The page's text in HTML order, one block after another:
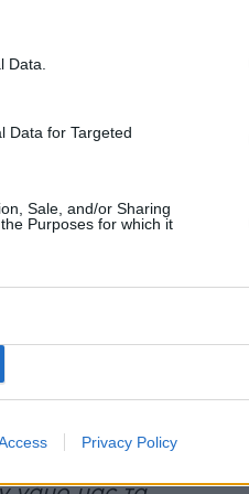
Data.
Data for Targeted
Sale, and/or Sharing
Purposes for which it
Privacy Policy
από τον Γουόρεν
αγεφύρωτες
χωρισμού την
παντρεύτηκε στις
τρία παιδιά. Η
Ζήτησε επίσης
σε Τζέσικα
της κομητείας
τον χωρισμό μέσω
αυτογνωσίας και
ως άτομο όσο και
τότε η Άλμπα και